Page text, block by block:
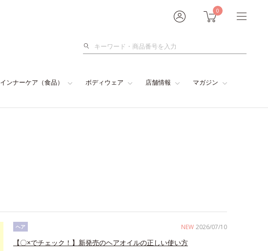
0
検
インナーケア（食品） ボディウェア 店舗情報 マガジン
NEW 2026/07/10
ヘア
【〇×でチェック！】新発売のヘアオイルの正しい使い方